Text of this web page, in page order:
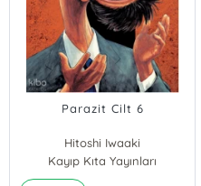
Parazit Cilt 6
Hitoshi Iwaaki
Kayıp Kıta Yayınları